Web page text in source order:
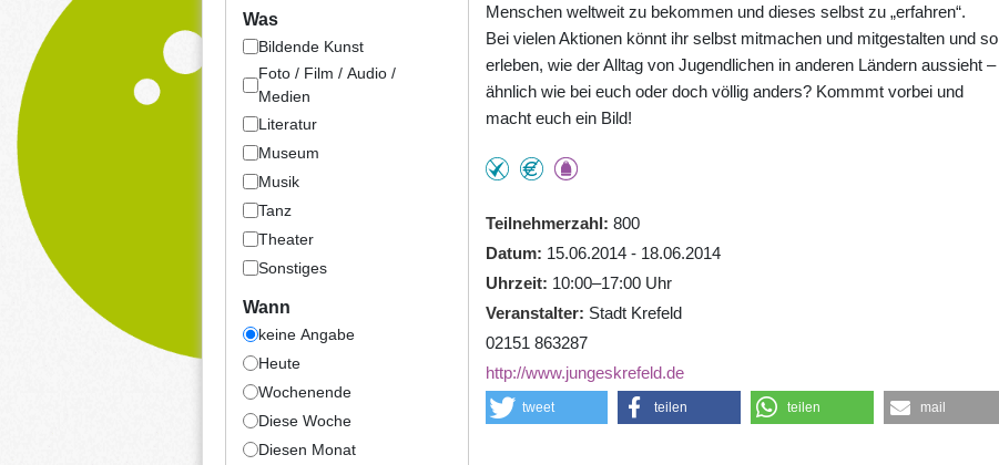
Was
Bildende Kunst
Foto / Film / Audio /
Medien
Literatur
Museum
Musik
Tanz
Theater
Sonstiges
Wann
keine Angabe
Heute
Wochenende
Diese Woche
Diesen Monat
Menschen weltweit zu bekommen und dieses selbst zu „erfahren“.
Bei vielen Aktionen könnt ihr selbst mitmachen und mitgestalten und so
erleben, wie der Alltag von Jugendlichen in anderen Ländern aussieht –
ähnlich wie bei euch oder doch völlig anders? Kommmt vorbei und
macht euch ein Bild!
Teilnehmerzahl 800
Datum
15.06.2014 - 18.06.2014
Uhrzeit
10:00–17:00 Uhr
Veranstalter
Stadt Krefeld
02151 863287
http://www.jungeskrefeld.de
tweet teilen teilen mail